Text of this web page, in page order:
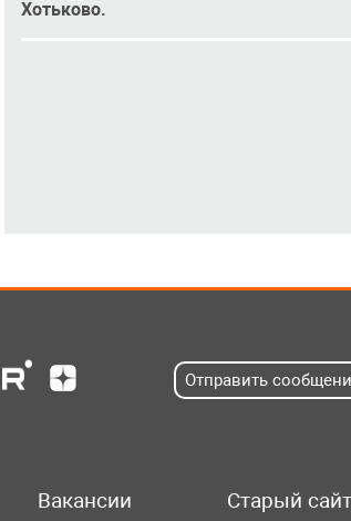
Хотьково.
Отправить
Вакансии Старый сайт